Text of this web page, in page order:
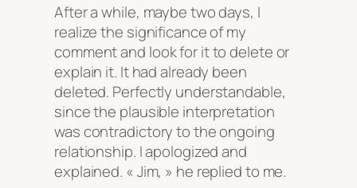
After a while, maybe two days, I
realize the significance of my
comment and look for it to delete or
explain it. It had already been
deleted. Perfectly understandable,
since the plausible interpretation
was contradictory to the ongoing
relationship. I apologized and
explained. « Jim, » he replied to me.